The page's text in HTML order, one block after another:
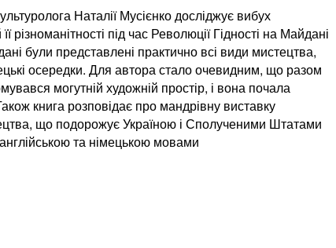
Наталії Мусієнко досліджує вибух
різноманітності під час Революції Гідності на Майдані
були представлені практично всі види мистецтва,
осередки. Для автора стало очевидним, що разом
могутній художній простір, і вона почала
книга розповідає про мандрівну виставку
що подорожує Україною і Сполученими Штатами
та німецькою мовами